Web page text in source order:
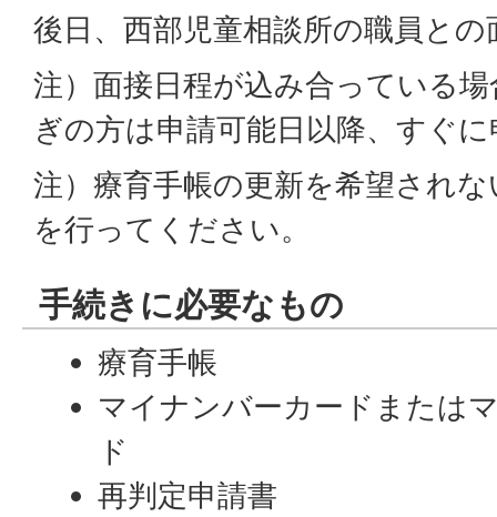
後日、西部児童相談所の職員と
注）面接日程が込み合っている
ぎの方は申請可能日以降、すぐ
注）療育手帳の更新を希望され
を行ってください。
手続きに必要なもの
療育手帳
マイナンバーカードまたは
ド
再判定申請書